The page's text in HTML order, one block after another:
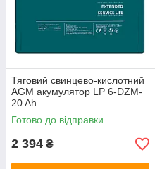
Тяговий свинцево-кислотний
AGM акумулятор LP 6-DZM-
20 Ah
Готово до відправки
2 394 ₴